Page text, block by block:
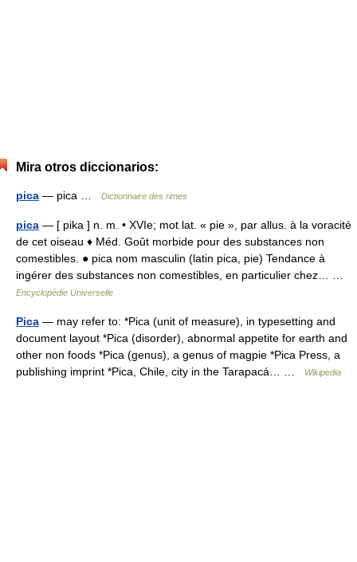
Mira otros diccionarios:
pica — pica … Dictionnaire des rimes
pica — [ pika ] n. m. • XVIe; mot lat. « pie », par allus. à la voracité
de cet oiseau ♦ Méd. Goût morbide pour des substances non
comestibles. ● pica nom masculin (latin pica, pie) Tendance à
ingérer des substances non comestibles, en particulier chez… …
Encyclopédie Universelle
Pica — may refer to: *Pica (unit of measure), in typesetting and
document layout *Pica (disorder), abnormal appetite for earth and
other non foods *Pica (genus), a genus of magpie *Pica Press, a
publishing imprint *Pica, Chile, city in the Tarapacá… …
Wikipedia